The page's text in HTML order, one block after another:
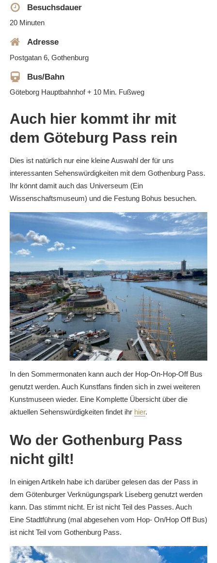
Besuchsdauer
20 Minuten
Adresse
Postgatan 6, Gothenburg
Bus/Bahn
Göteborg Hauptbahnhof + 10 Min. Fußweg
Auch hier kommt ihr mit
dem Göteburg Pass rein
Dies ist natürlich nur eine kleine Auswahl der für uns
interessanten Sehenswürdigkeiten mit dem Gothenburg Pass.
Ihr könnt damit auch das Universeum (Ein
Wissenschaftsmuseum) und die Festung Bohus besuchen.
In den Sommermonaten kann auch der Hop-On-Hop-Off Bus
genutzt werden. Auch Kunstfans finden sich in zwei weiteren
Kunstmuseen wieder. Eine Komplette Übersicht über die
aktuellen Sehenswürdigkeiten findet ihr hier.
Wo der Gothenburg Pass
nicht gilt!
In einigen Artikeln habe ich darüber gelesen das der Pass in
dem Götenburger Verknügungspark Liseberg genutzt werden
kann. Das stimmt nicht. Er ist nicht Teil des Passes. Auch
Eine Stadtführung (mal abgesehen vom Hop- On/Hop Off Bus)
ist nicht Teil vom Gothenburg Pass.